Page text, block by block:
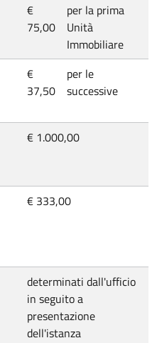
€
75,00
per la prima
Unità
Immobiliare
€
37,50
per le
successive
€ 1.000,00
€ 333,00
determinati dall'ufficio
in seguito a
presentazione
dell'istanza